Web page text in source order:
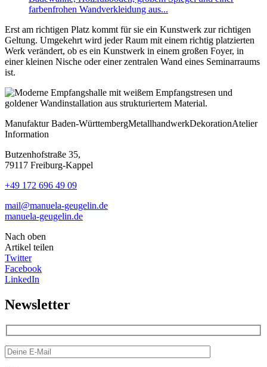
Erst am richtigen Platz kommt für sie ein Kunstwerk zur richtigen
Geltung. Umgekehrt wird jeder Raum mit einem richtig platzierten
Werk verändert, ob es ein Kunstwerk in einem großen Foyer, in
einer kleinen Nische oder einer zentralen Wand eines Seminarraums
ist.
Manufaktur Baden-WürttembergMetallhandwerkDekorationAtelier
Information
Butzenhofstraße 35,
79117 Freiburg-Kappel
+49 172 696 49 09
mail@manuela-geugelin.de
manuela-geugelin.de
Nach oben
Artikel teilen
Twitter
Facebook
LinkedIn
Newsletter